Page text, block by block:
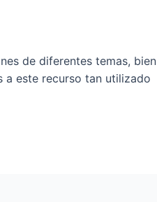
de diferentes temas, bien
a este recurso tan utilizado